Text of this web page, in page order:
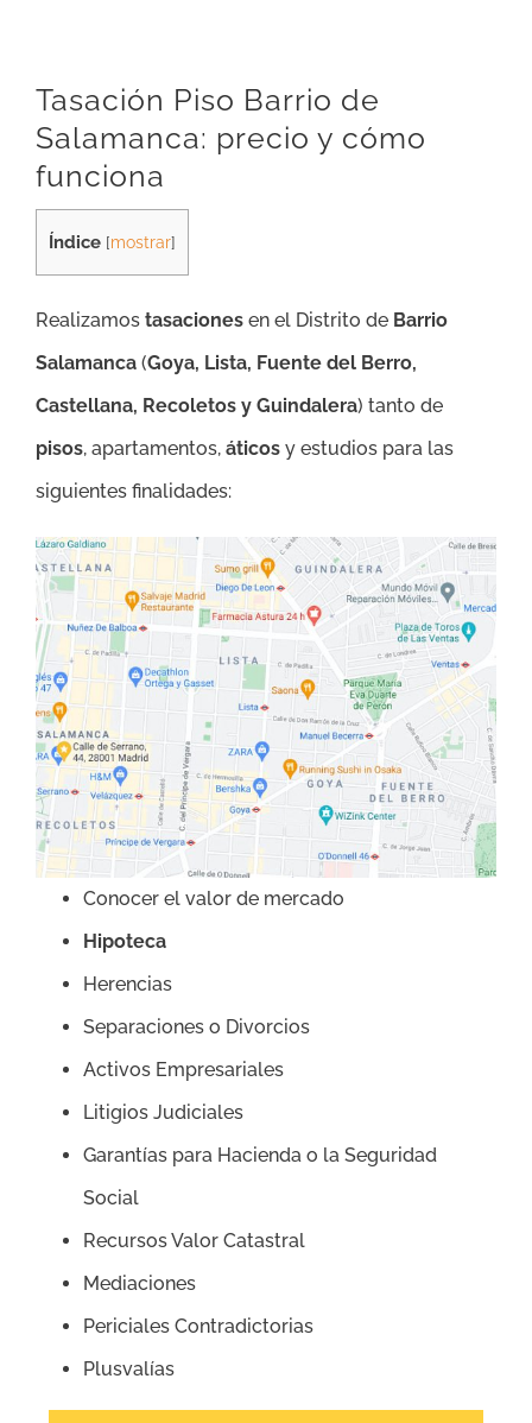
Tasación Piso Barrio de
Salamanca: precio y cómo
funciona
Índice [mostrar]
Realizamos tasaciones en el Distrito de Barrio
Salamanca (Goya, Lista, Fuente del Berro,
Castellana, Recoletos y Guindalera) tanto de
pisos, apartamentos, áticos y estudios para las
siguientes finalidades:
Conocer el valor de mercado
Hipoteca
Herencias
Separaciones o Divorcios
Activos Empresariales
Litigios Judiciales
Garantías para Hacienda o la Seguridad
Social
Recursos Valor Catastral
Mediaciones
Periciales Contradictorias
Plusvalías